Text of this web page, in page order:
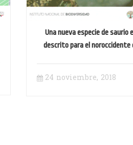
Una nueva especie de saurio
descrito para el noroccidente
24 noviembre, 2018